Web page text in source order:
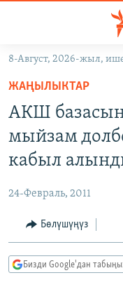
Навигацияга
өтүңүз
Издөөгө
салыңыз
КЫРГЫЗСТАН
САЯСАТ
МАДАНИЯТ
ДҮЙНӨ
УКРАИНА
ТВ ПРОГРАММАЛАР
БҮГҮН АЗАТТЫКТА
ПОДКАСТ
8-Август, 2026-жыл,
ЖАҢЫЛЫКТАР
АКШ
мыйзам
кабыл
24-Февраль, 2011
Бөлүшүңүз
Бизди Google'дан